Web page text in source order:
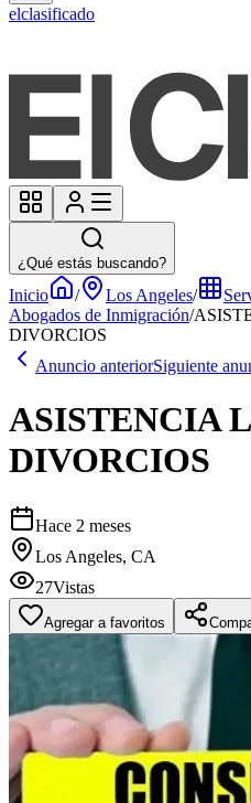
elclasificado
¿Qué estás buscando?
Inicio / Los Angeles/
Abogados de Inmigración/
DIVORCIOS
Anuncio anteriorSiguiente
ASISTENCIA
DIVORCIOS
Hace 2 meses
Los Angeles, CA
27Vistas
Agregar a favoritos